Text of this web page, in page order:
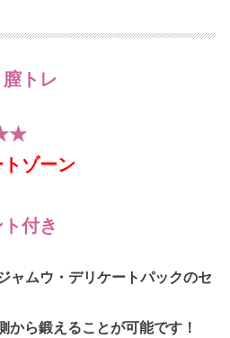
トレ
ゾーン
付き
ャムウ・デリケートパックのセ
から鍛えることが可能です！